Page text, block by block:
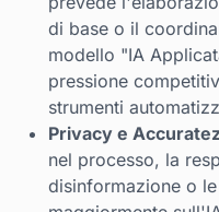
di base o il
modello "IA
pressione
strumenti
Privacy e
nel processo, la
disinformazione o